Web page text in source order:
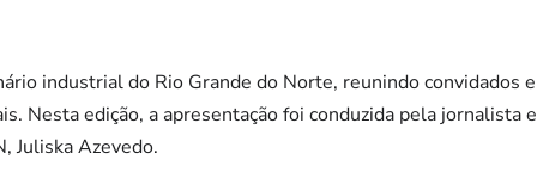
industrial do Rio Grande do Norte, reunindo convidados e
Nesta edição, a apresentação foi conduzida pela jornalista e
Juliska Azevedo.